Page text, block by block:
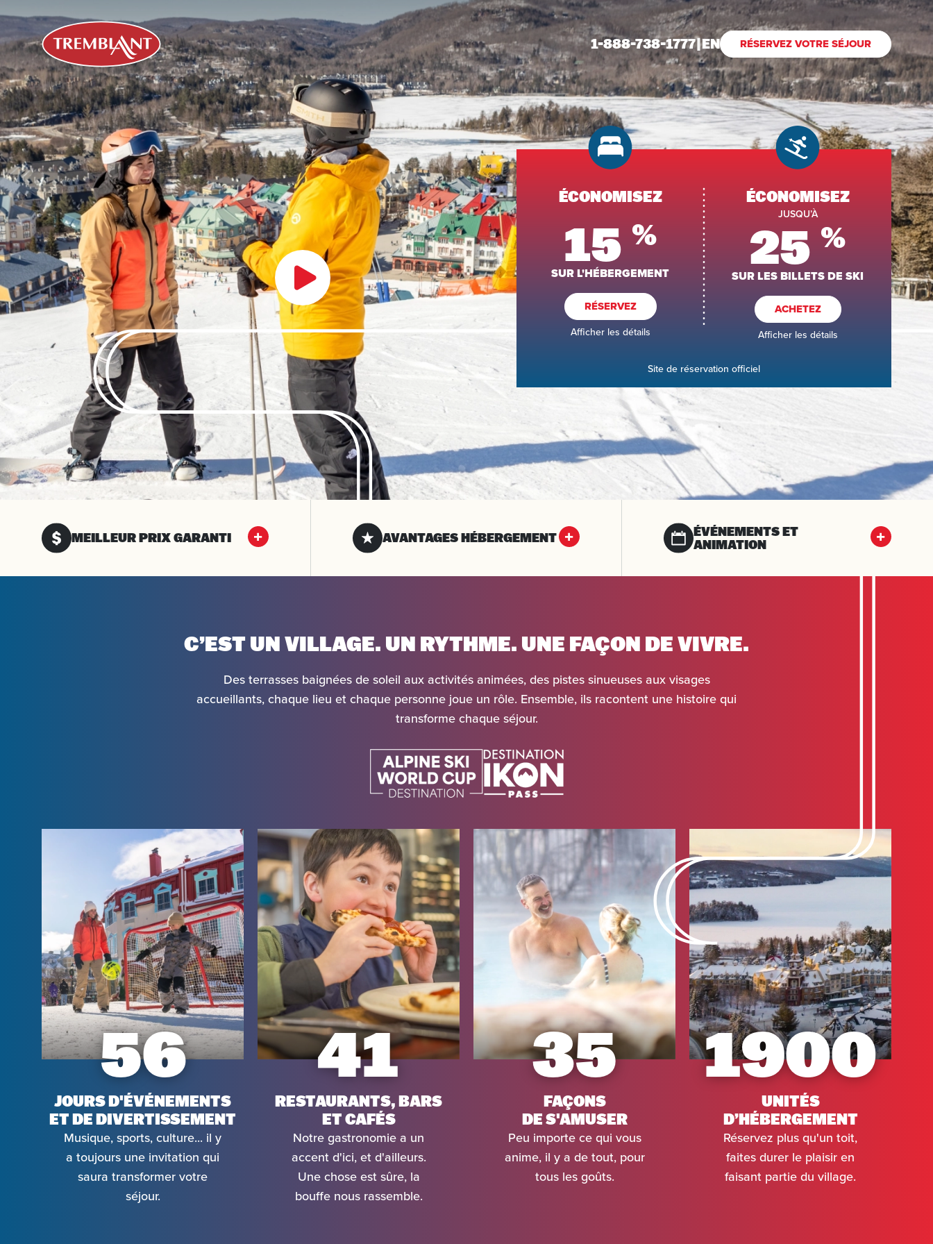
1-888-738-1777|EN RÉSERVEZ VOTRE SÉJOUR
ÉCONOMISEZ
15 %
SUR L'HÉBERGEMENT
RÉSERVEZ
Afficher les détails
ÉCONOMISEZ
JUSQU’À
25 %
SUR LES BILLETS DE SKI
ACHETEZ
Afficher les détails
Site de réservation officiel
MEILLEUR PRIX GARANTI AVANTAGES HÉBERGEMENT
ÉVÉNEMENTS ET
ANIMATION
C’EST UN VILLAGE. UN RYTHME. UNE FAÇON DE VIVRE.
Des terrasses baignées de soleil aux activités animées, des pistes sinueuses aux visages
accueillants, chaque lieu et chaque personne joue un rôle. Ensemble, ils racontent une histoire qui
transforme chaque séjour.
56
JOURS D'ÉVÉNEMENTS
ET DE DIVERTISSEMENT
Musique, sports, culture... il y
a toujours une invitation qui
saura transformer votre
séjour.
41
RESTAURANTS, BARS
ET CAFÉS
Notre gastronomie a un
accent d'ici, et d'ailleurs.
Une chose est sûre, la
bouffe nous rassemble.
35
FAÇONS
DE S'AMUSER
Peu importe ce qui vous
anime, il y a de tout, pour
tous les goûts.
1900
UNITÉS
D’HÉBERGEMENT
Réservez plus qu'un toit,
faites durer le plaisir en
faisant partie du village.